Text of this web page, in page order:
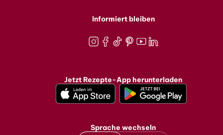
Informiert bleiben
Jetzt Rezepte-App herunterladen
Sprache wechseln